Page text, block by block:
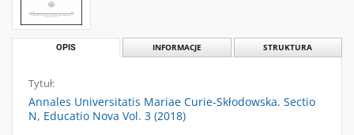
OPIS INFORMACJE STRUKTURA
Tytuł:
Annales Universitatis Mariae Curie-Skłodowska. Sectio
N, Educatio Nova Vol. 3 (2018)